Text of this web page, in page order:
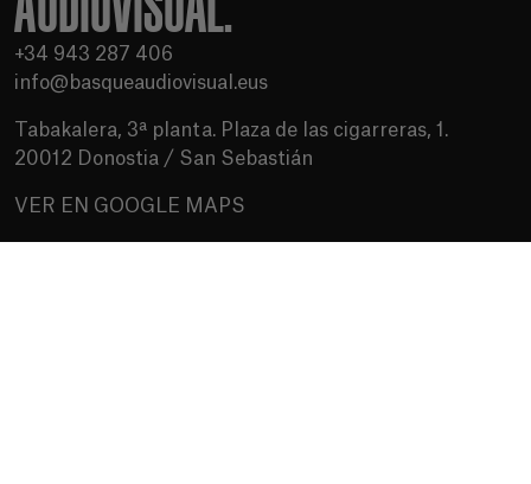
+34 943 287 406
info@basqueaudiovisual.eus
Tabakalera, 3ª planta. Plaza de las cigarreras, 1.
20012 Donostia / San Sebastián
VER EN GOOGLE MAPS